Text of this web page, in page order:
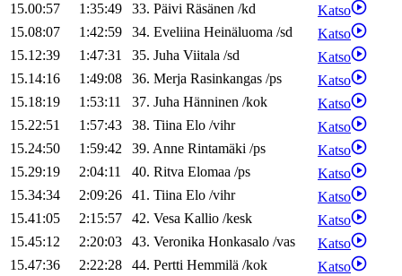
15.00:57
1:35:49 33. Päivi Räsänen /kd
Katso
15.08:07
1:42:59 34. Eveliina Heinäluoma /sd
Katso
15.12:39
1:47:31 35. Juha Viitala /sd
Katso
15.14:16
1:49:08 36. Merja Rasinkangas /ps
Katso
15.18:19
1:53:11 37. Juha Hänninen /kok
Katso
15.22:51
1:57:43 38. Tiina Elo /vihr
Katso
15.24:50
1:59:42 39. Anne Rintamäki /ps
Katso
15.29:19
2:04:11 40. Ritva Elomaa /ps
Katso
15.34:34
2:09:26 41. Tiina Elo /vihr
Katso
15.41:05
2:15:57 42. Vesa Kallio /kesk
Katso
15.45:12
2:20:03 43. Veronika Honkasalo /vas
Katso
15.47:36
2:22:28 44. Pertti Hemmilä /kok
Katso